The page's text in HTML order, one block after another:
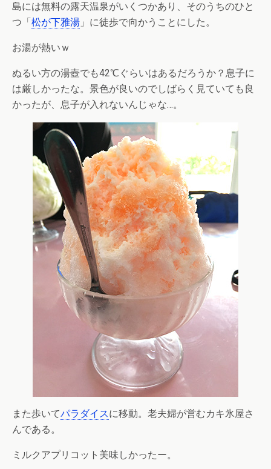
島には無料の露天温泉がいくつかあり、そのうちのひと
つ「松が下雅湯 」に徒歩で向かうことにした。
お湯が熱いｗ
ぬるい方の湯壺でも42℃ぐらいはあるだろうか？息子に
は厳しかったな。景色が良いのでしばらく見ていても良
かったが、息子が入れないんじゃな…。
また歩いてパラダイスに移動。老夫婦が営むカキ氷屋さ
んである。
ミルクアプリコット美味しかったー。